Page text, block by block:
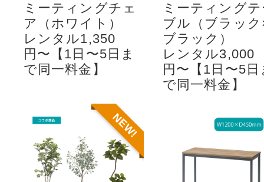
ミーティングチェ
ア（ホワイト）
レンタル1,350
円〜【1日〜5日ま
で同一料金】
ミーティング
ブル（ブラッ
ブラック）
レンタル3,000
円〜【1日〜5日
で同一料金】
NEW!